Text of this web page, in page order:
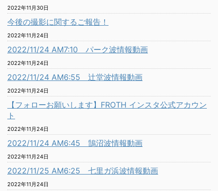
2022年11月30日
今後の撮影に関するご報告！
2022年11月24日
2022/11/24 AM7:10 パーク波情報動画
2022年11月24日
2022/11/24 AM6:55 辻堂波情報動画
2022年11月24日
【フォローお願いします】FROTH インスタ公式アカウン
ト
2022年11月24日
2022/11/24 AM6:45 鵠沼波情報動画
2022年11月24日
2022/11/25 AM6:25 七里ガ浜波情報動画
2022年11月24日